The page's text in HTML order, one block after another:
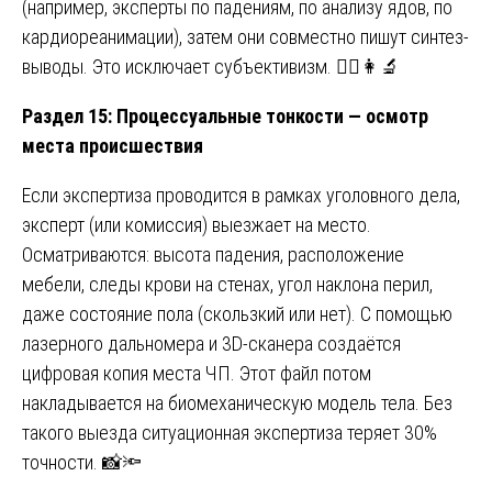
(например, эксперты по падениям, по анализу ядов, по
кардиореанимации), затем они совместно пишут синтез-
выводы. Это исключает субъективизм. 🧑‍⚕️👩‍🔬
Раздел 15: Процессуальные тонкости — осмотр
места происшествия
Если экспертиза проводится в рамках уголовного дела,
эксперт (или комиссия) выезжает на место.
Осматриваются: высота падения, расположение
мебели, следы крови на стенах, угол наклона перил,
даже состояние пола (скользкий или нет). С помощью
лазерного дальномера и 3D-сканера создаётся
цифровая копия места ЧП. Этот файл потом
накладывается на биомеханическую модель тела. Без
такого выезда ситуационная экспертиза теряет 30%
точности. 📸🔦